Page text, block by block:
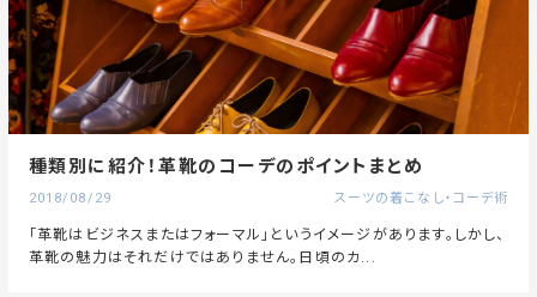
種類別に紹介！革靴のコーデのポイントまとめ
2018/08/29 スーツの着こなし・コーデ術
「革靴はビジネスまたはフォーマル」というイメージがあります。しかし、
革靴の魅力はそれだけではありません。日頃のカ...